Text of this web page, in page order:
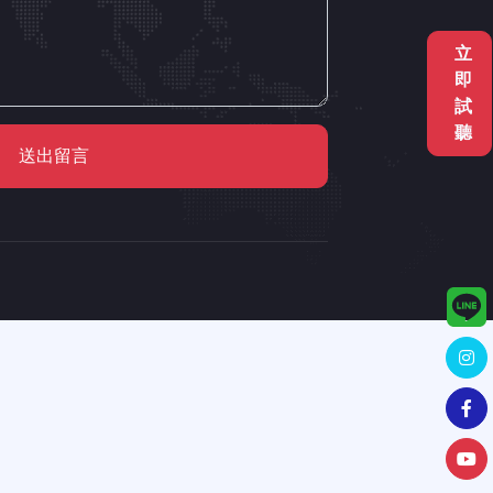
送出留言
立
即
試
聽